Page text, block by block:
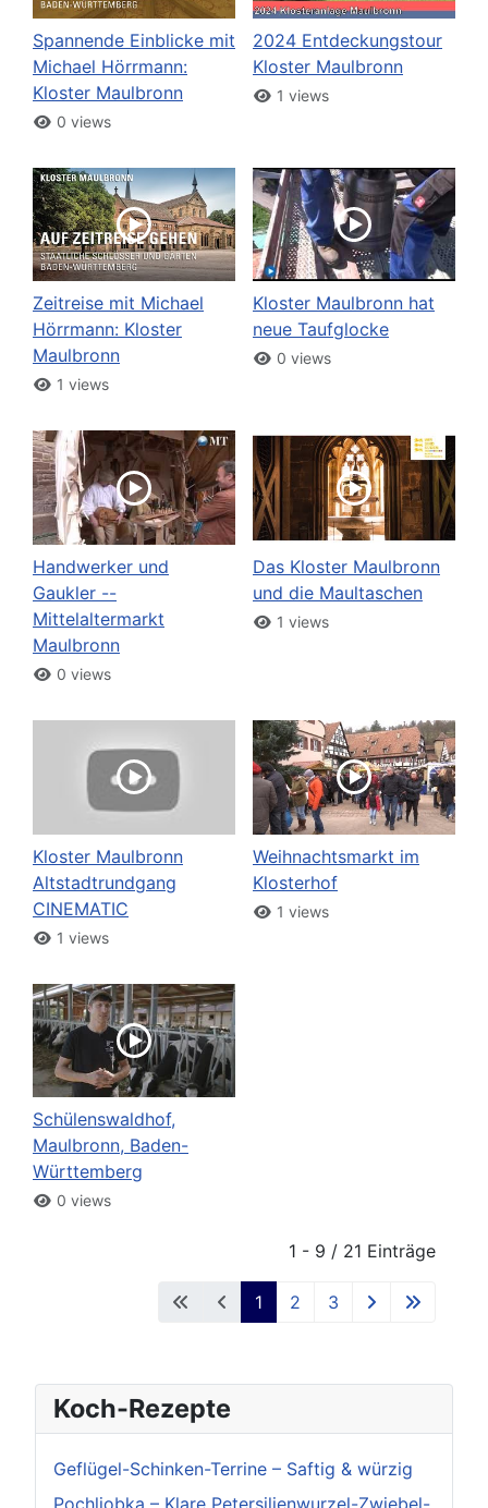
Spannende Einblicke mit
Michael Hörrmann:
Kloster Maulbronn
0 views
2024 Entdeckungstour
Kloster Maulbronn
1 views
Zeitreise mit Michael
Hörrmann: Kloster
Maulbronn
1 views
Kloster Maulbronn hat
neue Taufglocke
0 views
Handwerker und
Gaukler --
Mittelaltermarkt
Maulbronn
0 views
Das Kloster Maulbronn
und die Maultaschen
1 views
Kloster Maulbronn
Altstadtrundgang
CINEMATIC
1 views
Weihnachtsmarkt im
Klosterhof
1 views
Schülenswaldhof,
Maulbronn, Baden-
Württemberg
0 views
1 - 9 / 21 Einträge
1 2 3
Koch-Rezepte
Geflügel-Schinken-Terrine – Saftig & würzig